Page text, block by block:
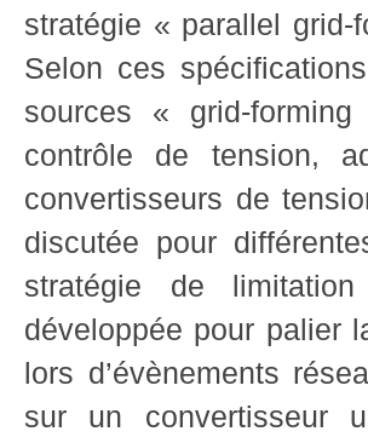
stratégie « parallel
Selon ces
sources « grid-
contrôle de tension,
convertisseurs de
discutée pour
stratégie de
développée pour palier
lors d’évènements
sur un convertisseur